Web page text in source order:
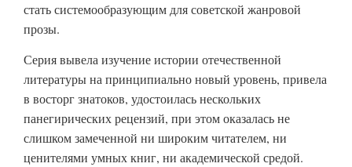
стать системообразующим для советской жанровой
прозы.
Серия вывела изучение истории отечественной
литературы на принципиально новый уровень, привела
в восторг знатоков, удостоилась нескольких
панегирических рецензий, при этом оказалась не
слишком замеченной ни широким читателем, ни
ценителями умных книг, ни академической средой.